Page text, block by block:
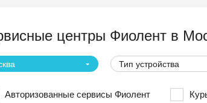
центры Фиолент в
Тип устройства
Авторизованные сервисы Фиолент